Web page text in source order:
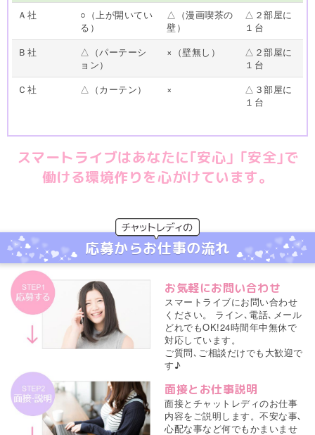
Ａ社
○（上が開いてい
る）
△（漫画喫茶の
壁）
△２部屋に
１台
Ｂ社
△（パーテーシ
ョン）
×（壁無し）
△２部屋に
１台
Ｃ社
△（カーテン） ×
△３部屋に
１台
スマートライブはあなたに｢安心」｢安全｣で
働ける環境作りを心がけています。
応募からお仕事の流れ
お気軽にお問い合わせ
スマートライブにお問い合わせ
ください。 ライン､電話､メール
どれでもOK!24時間年中無休で
対応しています。
ご質問､ご相談だけでも大歓迎で
す♪
面接とお仕事説明
面接とチャットレディのお仕事
内容をご説明します。不安な事､
心配な事など何でもかまいませ